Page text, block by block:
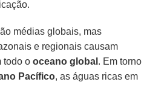
médias globais, mas
e regionais causam
todo ooceano global . Em torno
Pacífico, as águas ricas em